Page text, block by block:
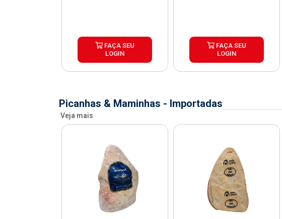
FAÇA SEU
LOGIN
FAÇA SEU
LOGIN
Picanhas & Maminhas - Importadas
Veja mais